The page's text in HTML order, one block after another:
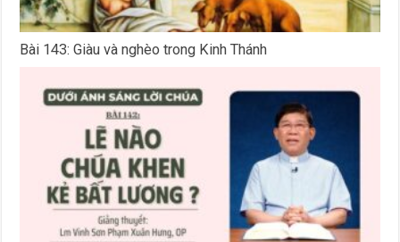
Bài 143: Giàu và nghèo trong Kinh Thánh